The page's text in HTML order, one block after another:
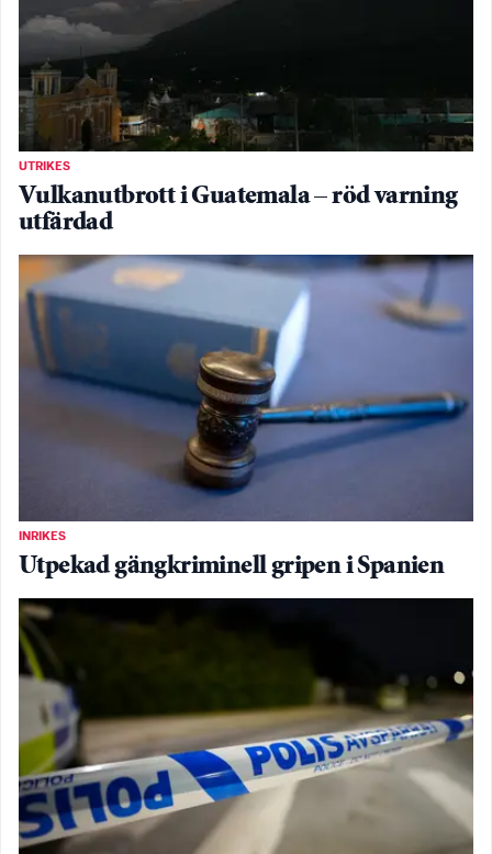
UTRIKES
Vulkanutbrott i Guatemala – röd varning
utfärdad
INRIKES
Utpekad gängkriminell gripen i Spanien